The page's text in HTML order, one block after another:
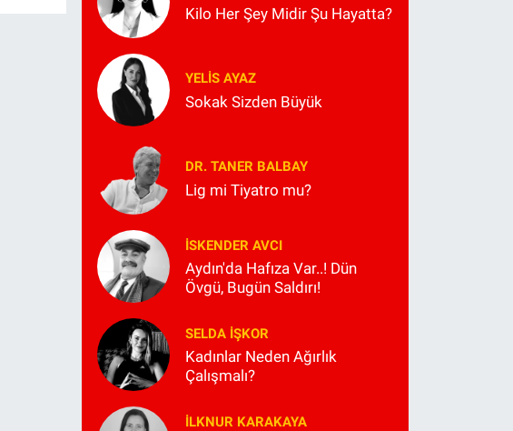
Kilo Her Şey Midir Şu Hayatta?
YELIS AYAZ
Sokak Sizden Büyük
DR. TANER BALBAY
Lig mi Tiyatro mu?
İSKENDER AVCI
Aydın'da Hafıza Var..! Dün
Övgü, Bugün Saldırı!
SELDA İŞKOR
Kadınlar Neden Ağırlık
Çalışmalı?
İLKNUR KARAKAYA